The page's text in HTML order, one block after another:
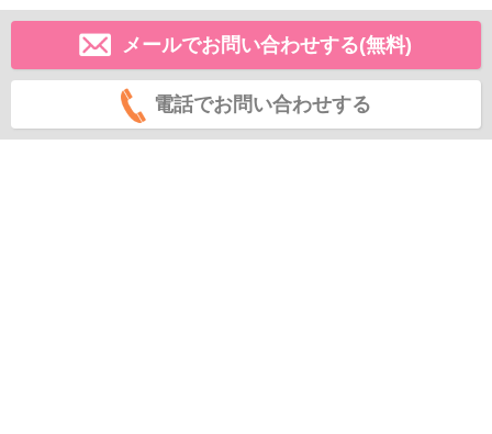
メールでお問い合わせする(無料)
電話でお問い合わせする